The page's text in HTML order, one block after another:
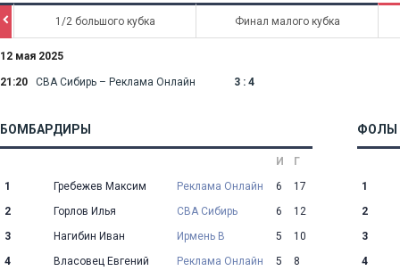
1/2 большого кубка Финал малого кубка
12 мая 2025
21:20 СВА Сибирь – Реклама Онлайн 3 : 4
БОМБАРДИРЫ
И
Г
1
Гребежев Максим Реклама Онлайн 6
17
2
Горлов Илья СВА Сибирь 6
12
3
Нагибин Иван Ирмень В 5
10
4
Власовец Евгений Реклама Онлайн 5
8
ФОЛЫ
1
2
3
4